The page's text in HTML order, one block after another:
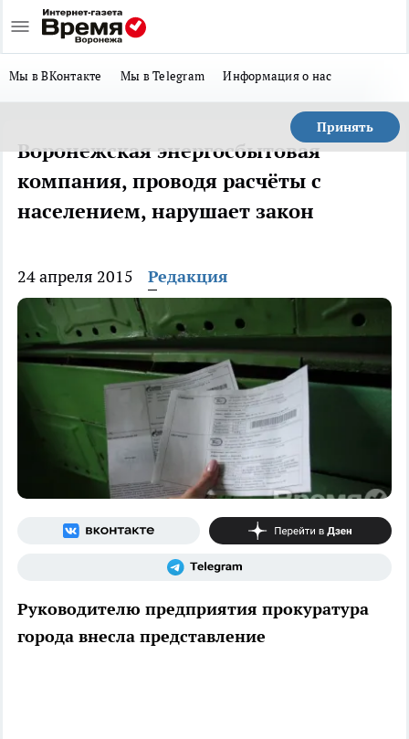
Мы в ВКонтакте Мы в Telegram Информация о нас
Принять
Воронежская энергосбытовая
компания, проводя расчёты с
населением, нарушает закон
24 апреля 2015 Редакция
Руководителю предприятия прокуратура
города внесла представление